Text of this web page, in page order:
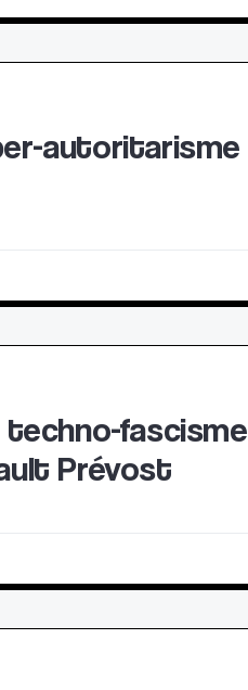
autoritarisme
techno-fascisme
Prévost